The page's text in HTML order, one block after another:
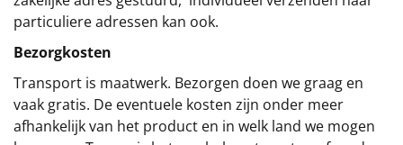
particuliere adressen kan ook.
Bezorgkosten
Transport is maatwerk. Bezorgen doen we graag en
vaak gratis. De eventuele kosten zijn onder meer
afhankelijk van het product en in welk land we mogen